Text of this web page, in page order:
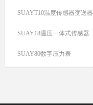
SUAYT10温度传感器变送器
SUAY18温压一体式传感器
SUAY80数字压力表